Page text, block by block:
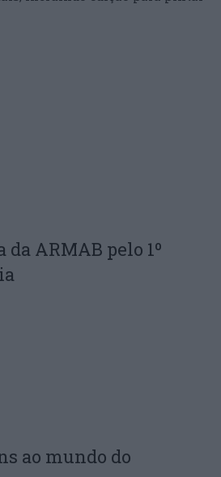
ARMAB pelo 1º
ao mundo do